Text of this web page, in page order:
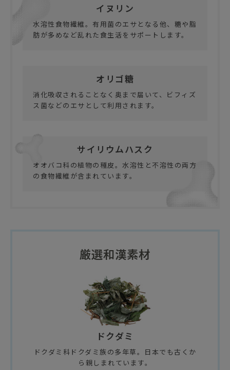
イヌリン
水溶性食物繊維。有用菌のエサとなる他、糖や脂
肪が多めなど乱れた食生活をサポートします。
オリゴ糖
消化吸収されることなく奥まで届いて、ビフィズ
ス菌などのエサとして利用されます。
サイリウムハスク
オオバコ科の植物の種皮。水溶性と不溶性の両方
の食物繊維が含まれています。
厳選和漢素材
ドクダミ
ドクダミ科ドクダミ族の多年草。日本でも古くか
ら親しまれています。